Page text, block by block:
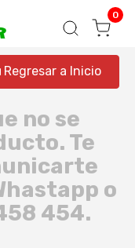
0
Regresar a Inicio
no se
Te
o
454.